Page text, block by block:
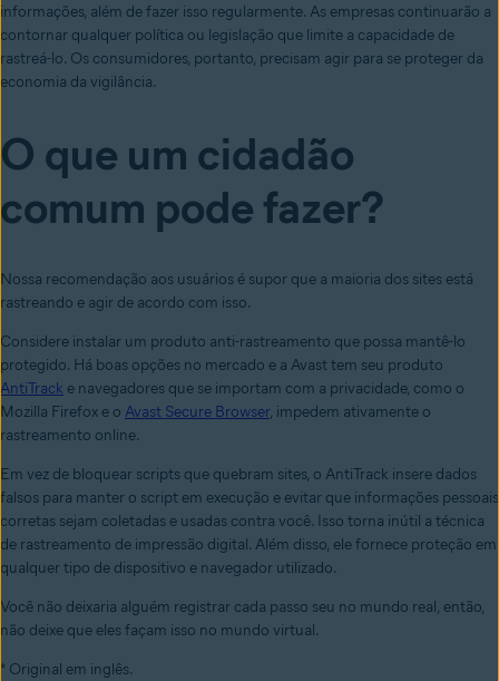
informações, além de fazer isso regularmente. As empresas continuarão a
contornar qualquer política ou legislação que limite a capacidade de
rastreá-lo. Os consumidores, portanto, precisam agir para se proteger da
economia da vigilância.
O que um cidadão
comum pode fazer?
Nossa recomendação aos usuários é supor que a maioria dos sites está
rastreando e agir de acordo com isso.
Considere instalar um produto anti-rastreamento que possa mantê-lo
protegido. Há boas opções no mercado e a Avast tem seu produto
AntiTrack e navegadores que se importam com a privacidade, como o
Mozilla Firefox e o Avast Secure Browser, impedem ativamente o
rastreamento online.
Em vez de bloquear scripts que quebram sites, o AntiTrack insere dados
falsos para manter o script em execução e evitar que informações pessoais
corretas sejam coletadas e usadas contra você. Isso torna inútil a técnica
de rastreamento de impressão digital. Além disso, ele fornece proteção em
qualquer tipo de dispositivo e navegador utilizado.
Você não deixaria alguém registrar cada passo seu no mundo real, então,
não deixe que eles façam isso no mundo virtual.
* Original em inglês.